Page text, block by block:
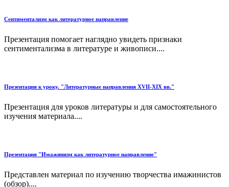
Сентиментализм как литературное направление
Презентация помогает наглядно увидеть признаки
сентиментализма в литературе и живописи....
Презентация к уроку. "Литературные направления XVII-XIX вв."
Презентация для уроков литературы и для самостоятельного
изучения материала....
Презентация "Имажинизм как литературное направление"
Представлен материал по изучению творчества имажинистов
(обзор)....